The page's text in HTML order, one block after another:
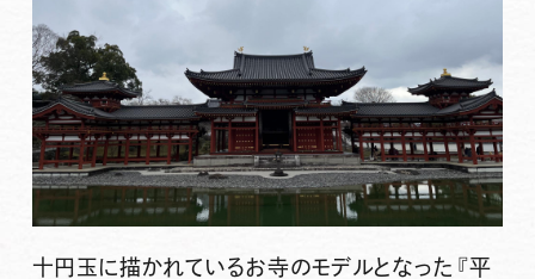
十円玉に描かれているお寺のモデルとなった『平